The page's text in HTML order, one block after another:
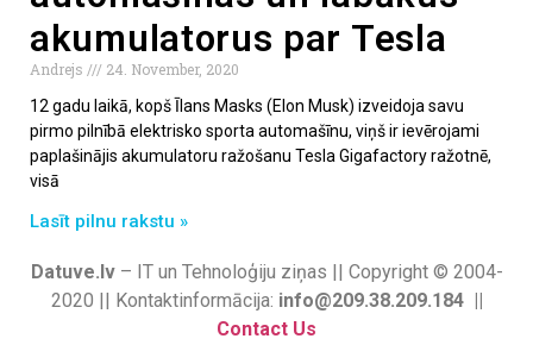
akumulatorus par Tesla
Andrejs
24. November, 2020
12 gadu laikā, kopš Īlans Masks (Elon Musk) izveidoja savu
pirmo pilnībā elektrisko sporta automašīnu, viņš ir ievērojami
paplašinājis akumulatoru ražošanu Tesla Gigafactory ražotnē,
visā
Lasīt pilnu rakstu »
Datuve.lv– IT un Tehnoloģiju ziņas || Copyright © 2004-
2020 || Kontaktinformācija: info@209.38.209.184 ||
Contact Us